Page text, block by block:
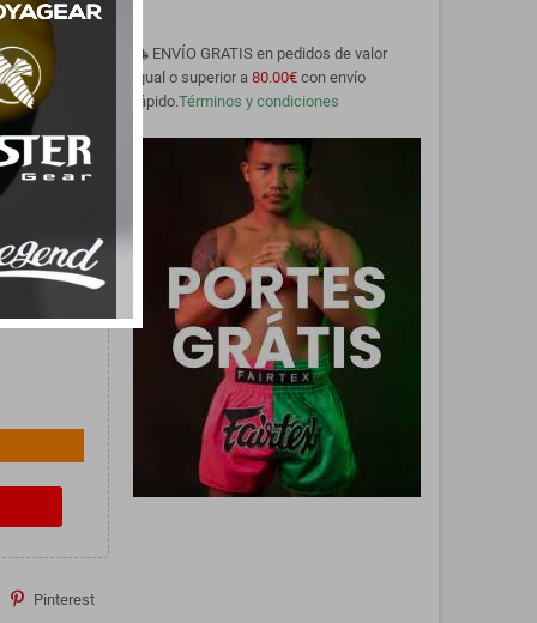
soportan
óptima,
los
Pinterest
local_shippingENVÍO GRATIS en pedidos de valor
igual o superior a 80.00€con envío
rápido.Términos y condiciones